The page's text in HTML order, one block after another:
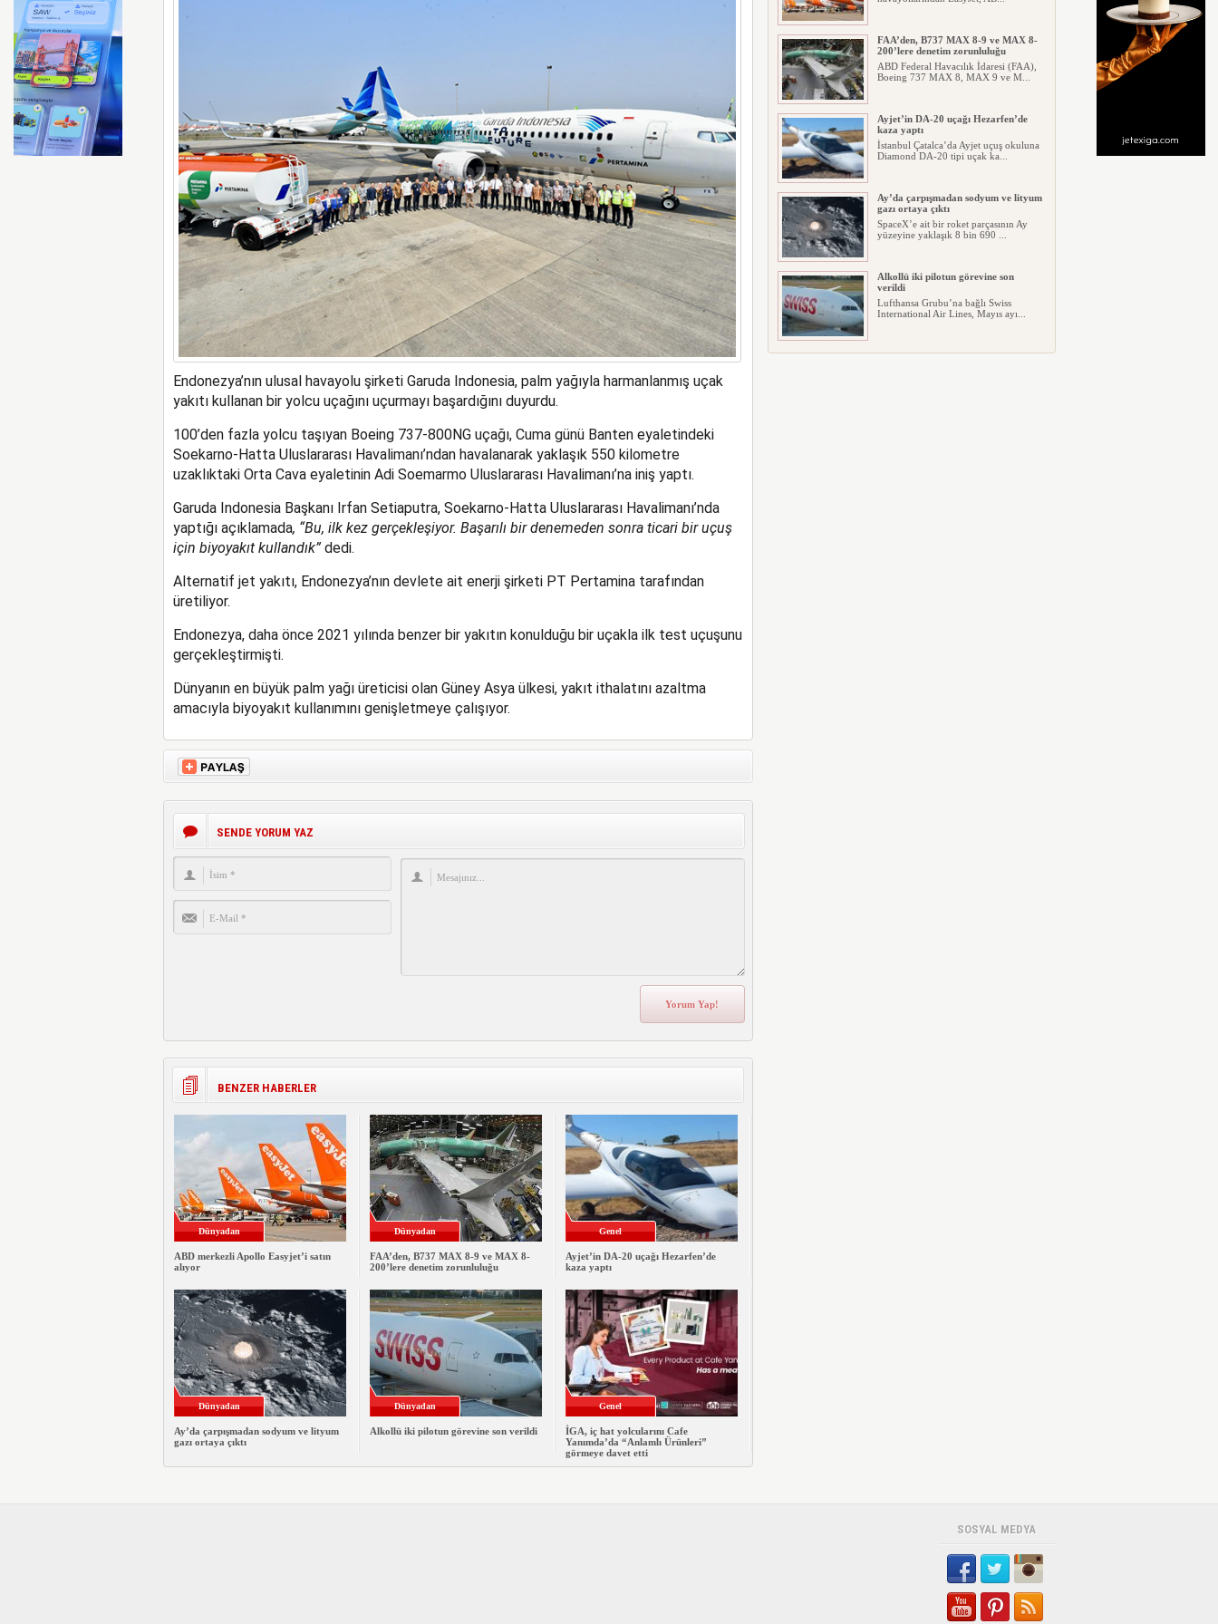
Endonezya’nın ulusal havayolu şirketi Garuda Indonesia, palm yağıyla harmanlanmış uçak
yakıtı kullanan bir yolcu uçağını uçurmayı başardığını duyurdu.
100’den fazla yolcu taşıyan Boeing 737-800NG uçağı, Cuma günü Banten eyaletindeki
Soekarno-Hatta Uluslararası Havalimanı’ndan havalanarak yaklaşık 550 kilometre
uzaklıktaki Orta Cava eyaletinin Adi Soemarmo Uluslararası Havalimanı’na iniş yaptı.
Garuda Indonesia Başkanı Irfan Setiaputra, Soekarno-Hatta Uluslararası Havalimanı’nda
yaptığı açıklamada, “Bu, ilk kez gerçekleşiyor. Başarılı bir denemeden sonra ticari bir uçuş
için biyoyakıt kullandık”dedi.
Alternatif jet yakıtı, Endonezya’nın devlete ait enerji şirketi PT Pertamina tarafından
üretiliyor.
Endonezya, daha önce 2021 yılında benzer bir yakıtın konulduğu bir uçakla ilk test uçuşunu
gerçekleştirmişti.
Dünyanın en büyük palm yağı üreticisi olan Güney Asya ülkesi, yakıt ithalatını azaltma
amacıyla biyoyakıt kullanımını genişletmeye çalışıyor.
SENDE YORUM YAZ
BENZER HABERLER
Dünyadan
ABD merkezli Apollo Easyjet’i satın
alıyor
Dünyadan
FAA’den, B737 MAX 8-9 ve MAX 8-
200’lere denetim zorunluluğu
Genel
Ayjet’in DA-20 uçağı Hezarfen’de
kaza yaptı
Dünyadan
Ay’da çarpışmadan sodyum ve lityum
gazı ortaya çıktı
Dünyadan
Alkollü iki pilotun görevine son verildi
Genel
İGA, iç hat yolcularını Cafe
Yanımda’da “Anlamlı Ürünleri”
görmeye davet etti
FAA’den, B737 MAX 8-9 ve MAX 8-
200’lere denetim zorunluluğu
ABD Federal Havacılık İdaresi (FAA),
Boeing 737 MAX 8, MAX 9 ve M...
Ayjet’in DA-20 uçağı Hezarfen’de
kaza yaptı
İstanbul Çatalca’da Ayjet uçuş okuluna
Diamond DA-20 tipi uçak ka...
Ay’da çarpışmadan sodyum ve lityum
gazı ortaya çıktı
SpaceX’e ait bir roket parçasının Ay
yüzeyine yaklaşık 8 bin 690 ...
Alkollü iki pilotun görevine son
verildi
Lufthansa Grubu’na bağlı Swiss
International Air Lines, Mayıs ayı...
İGA, iç hat yolcularını Cafe
SOSYAL MEDYA